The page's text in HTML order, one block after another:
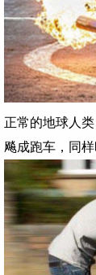
正常的地球人
飚成跑车，同